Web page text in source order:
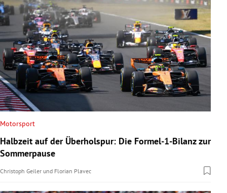
Motorsport
Halbzeit auf der Überholspur: Die Formel-1-Bilanz zur
Sommerpause
Christoph Geiler und Florian Plavec